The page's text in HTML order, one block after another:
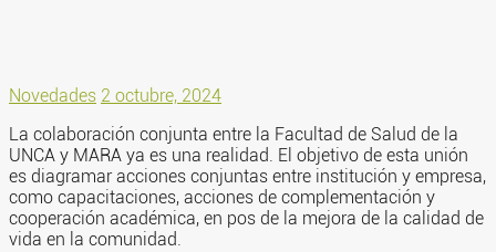
Novedades 2 octubre, 2024
La colaboración conjunta entre la Facultad de Salud de la
UNCA y MARA ya es una realidad. El objetivo de esta unión
es diagramar acciones conjuntas entre institución y empresa,
como capacitaciones, acciones de complementación y
cooperación académica, en pos de la mejora de la calidad de
vida en la comunidad.